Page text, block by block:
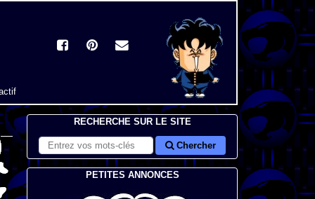
RECHERCHE SUR LE SITE
Chercher
PETITES ANNONCES